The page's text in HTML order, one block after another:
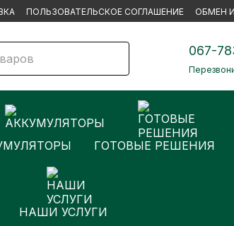
ПОЛЬЗОВАТЕЛЬСКОЕ СОГЛАШЕНИЕ ОБМЕН
067-
ГОТОВЫЕ РЕШЕНИЯ
НАШИ УСЛУГИ